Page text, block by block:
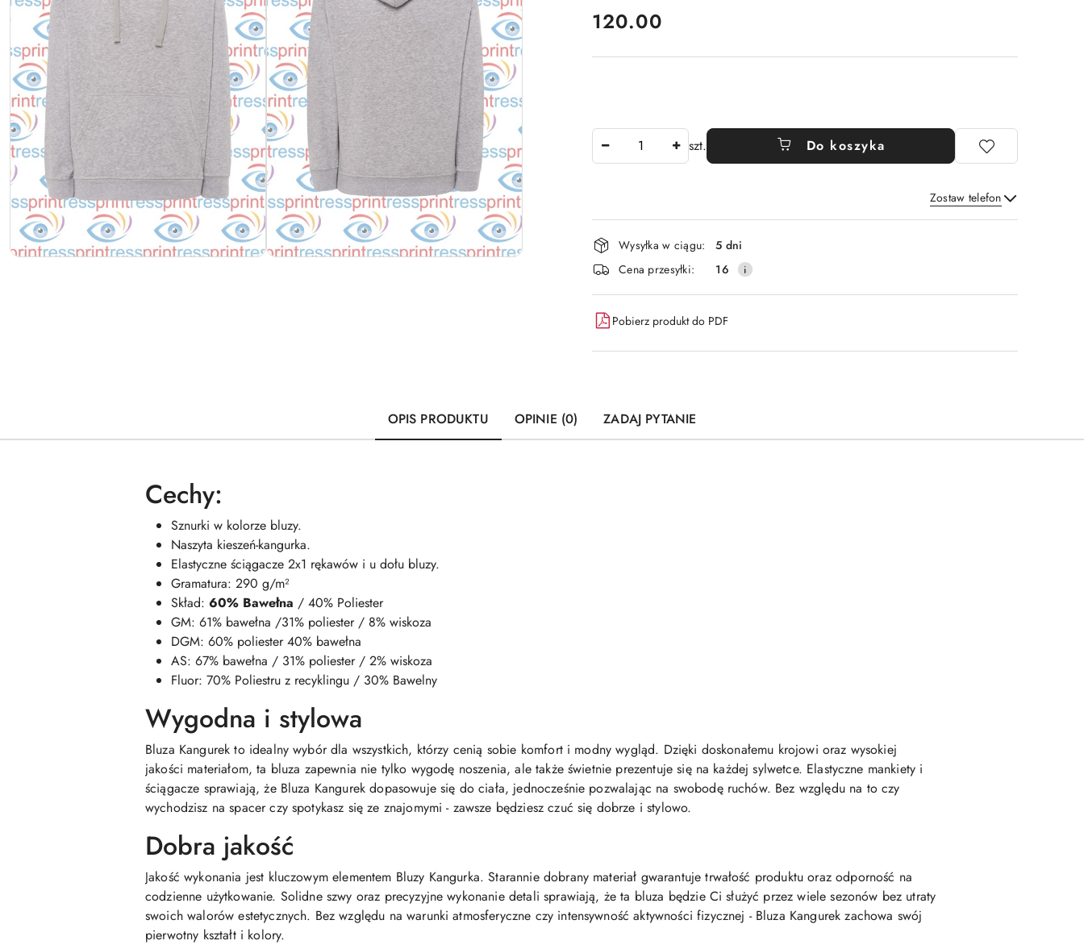
cena:
120.00
szt. Do koszyka
Zostaw telefon
Wyślij
Dostępność
i
dostawa
Wysyłka w ciągu:
5 dni
Cena przesyłki:
16
Pobierz produkt do PDF
OPIS PRODUKTU OPINIE (0) ZADAJ PYTANIE
Cechy:
Sznurki w kolorze bluzy.
Naszyta kieszeń-kangurka.
Elastyczne ściągacze 2x1 rękawów i u dołu bluzy.
Gramatura: 290 g/m²
Skład: 60% Bawełna / 40% Poliester
GM: 61% bawełna /31% poliester / 8% wiskoza
DGM: 60% poliester 40% bawełna
AS: 67% bawełna / 31% poliester / 2% wiskoza
Fluor: 70% Poliestru z recyklingu / 30% Bawelny
Wygodna i stylowa
Bluza Kangurek to idealny wybór dla wszystkich, którzy cenią sobie komfort i modny wygląd. Dzięki doskonałemu krojowi oraz wysokiej
jakości materiałom, ta bluza zapewnia nie tylko wygodę noszenia, ale także świetnie prezentuje się na każdej sylwetce. Elastyczne mankiety i
ściągacze sprawiają, że Bluza Kangurek dopasowuje się do ciała, jednocześnie pozwalając na swobodę ruchów. Bez względu na to czy
wychodzisz na spacer czy spotykasz się ze znajomymi - zawsze będziesz czuć się dobrze i stylowo.
Dobra jakość
Jakość wykonania jest kluczowym elementem Bluzy Kangurka. Starannie dobrany materiał gwarantuje trwałość produktu oraz odporność na
codzienne użytkowanie. Solidne szwy oraz precyzyjne wykonanie detali sprawiają, że ta bluza będzie Ci służyć przez wiele sezonów bez utraty
swoich walorów estetycznych. Bez względu na warunki atmosferyczne czy intensywność aktywności fizycznej - Bluza Kangurek zachowa swój
pierwotny kształt i kolory.